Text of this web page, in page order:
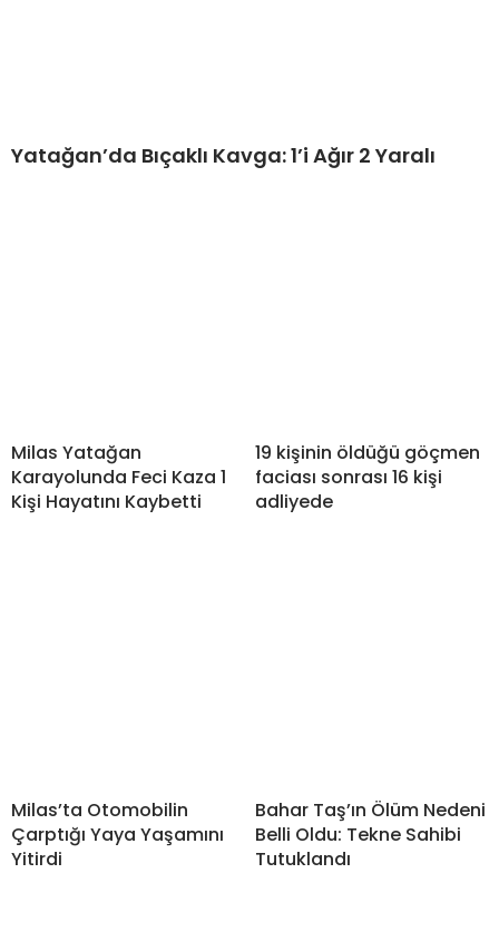
Yatağan’da Bıçaklı Kavga: 1’i Ağır 2 Yaralı
Milas Yatağan
Karayolunda Feci Kaza 1
Kişi Hayatını Kaybetti
19 kişinin öldüğü göçmen
faciası sonrası 16 kişi
adliyede
Milas’ta Otomobilin
Çarptığı Yaya Yaşamını
Yitirdi
Bahar Taş’ın Ölüm Nedeni
Belli Oldu: Tekne Sahibi
Tutuklandı